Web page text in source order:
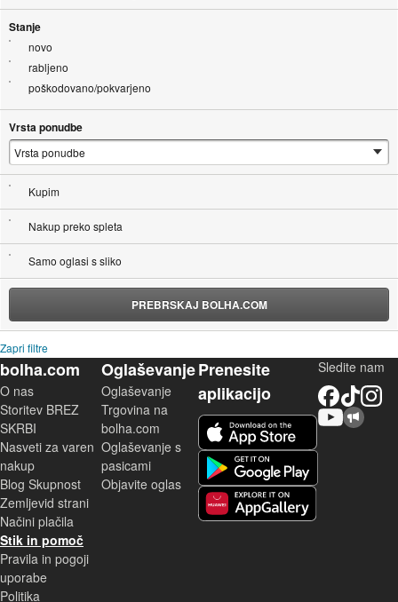
Stanje
novo
rabljeno
poškodovano/pokvarjeno
Vrsta ponudbe
Kupim
Nakup preko spleta
Samo oglasi s sliko
PREBRSKAJ BOLHA.COM
Zapri filtre
bolha.com
O nas
Storitev BREZ
SKRBI
Nasveti za varen
nakup
Blog Skupnost
Zemljevid strani
Načini plačila
Stik in pomoč
Pravila in pogoji
uporabe
Politika
Oglaševanje
Oglaševanje
Trgovina na
bolha.com
Oglaševanje s
pasicami
Objavite oglas
Prenesite
aplikacijo
Sledite nam